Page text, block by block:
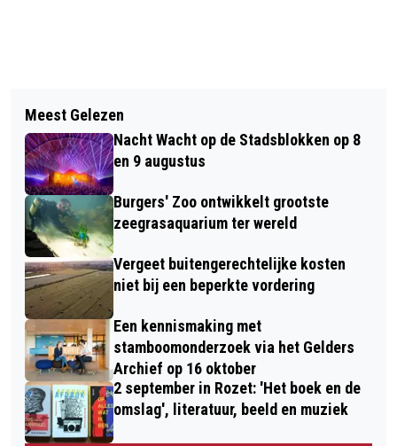
'56 BARRELS' VAN CHRISTO IN
KRÖLLER-MÜLLER MUSEUM
ARNHEM EERSTE NEDERLANDSE STAD
MET STRAATCURATOR
Meest Gelezen
Nacht Wacht op de Stadsblokken op 8
en 9 augustus
Burgers' Zoo ontwikkelt grootste
zeegrasaquarium ter wereld
Vergeet buitengerechtelijke kosten
niet bij een beperkte vordering
Een kennismaking met
stamboomonderzoek via het Gelders
Archief op 16 oktober
2 september in Rozet: 'Het boek en de
omslag', literatuur, beeld en muziek